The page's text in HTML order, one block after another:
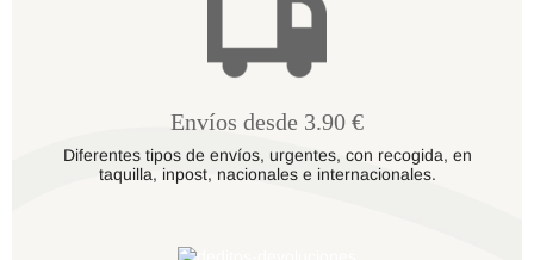
Envíos desde 3.90 €
Diferentes tipos de envíos, urgentes, con recogida, en
taquilla, inpost, nacionales e internacionales.